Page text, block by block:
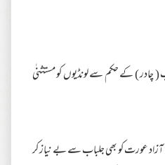
( چادر ) کے حکم سے لونڈیوں کو مستثنٰی
آزاد عورت کو بھی جلباب سے بے نیاز کر